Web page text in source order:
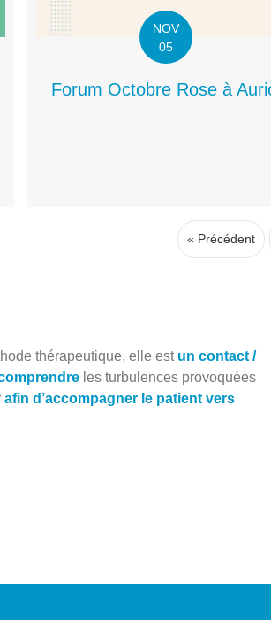
NOV
05
Forum Octobre Rose à
« Précédent
thérapeutique, elle est un contact /
les turbulences provoquées
afin d’accompagner le patient vers